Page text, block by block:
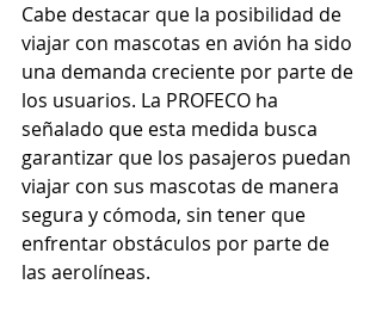
Cabe destacar que la posibilidad de
viajar con mascotas en avión ha sido
una demanda creciente por parte de
los usuarios. La PROFECO ha
señalado que esta medida busca
garantizar que los pasajeros puedan
viajar con sus mascotas de manera
segura y cómoda, sin tener que
enfrentar obstáculos por parte de
las aerolíneas.